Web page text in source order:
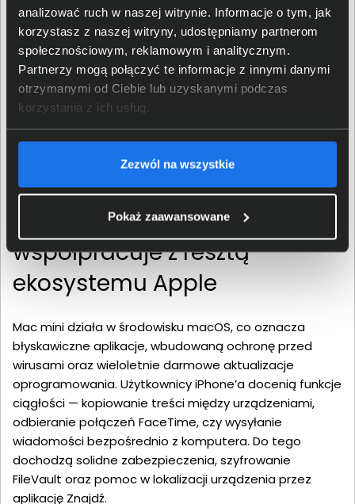
analizować ruch w naszej witrynie. Informacje o tym, jak
korzystasz z naszej witryny, udostępniamy partnerom
społecznościowym, reklamowym i analitycznym.
Partnerzy mogą połączyć te informacje z innymi danymi
otrzymanymi od Ciebie lub uzyskanymi podczas
korzystania z ich usług.
Zezwól na wszystkie
Pokaż zaawansowane
Mac, który idealnie
współpracuje z resztą
ekosystemu Apple
Mac mini działa w środowisku macOS, co oznacza
błyskawiczne aplikacje, wbudowaną ochronę przed
wirusami oraz wieloletnie darmowe aktualizacje
oprogramowania. Użytkownicy iPhone’a docenią funkcje
ciągłości — kopiowanie treści między urządzeniami,
odbieranie połączeń FaceTime, czy wysyłanie
wiadomości bezpośrednio z komputera. Do tego
dochodzą solidne zabezpieczenia, szyfrowanie
FileVault oraz pomoc w lokalizacji urządzenia przez
aplikację Znajdź.